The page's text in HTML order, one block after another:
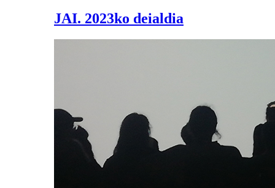
JAI. 2023ko deialdia